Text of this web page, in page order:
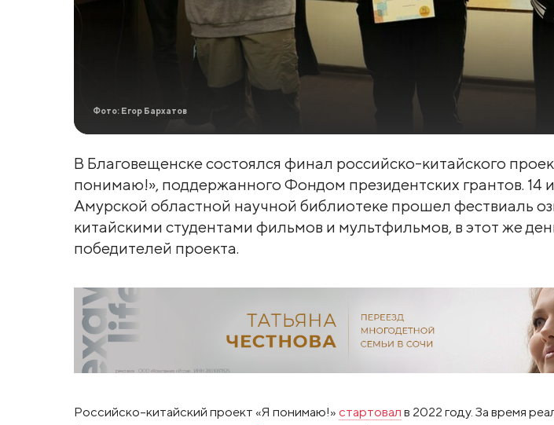
Фото: Егор Бархатов
В Благовещенске состоялся финал российско-китайского
понимаю!», поддержанного Фондом президентских грантов. 14
Амурской областной научной библиотеке прошел фествиаль
китайскими студентами фильмов и мультфильмов, в этот же
победителей проекта.
Российско-китайский проект «Я понимаю!» стартовал в 2022 году. За время